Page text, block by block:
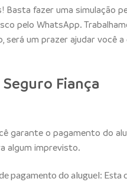
Basta fazer uma simulação
pelo WhatsApp.
será um prazer ajudar você
Fiança
garante o pagamento do
algum imprevisto.
pagamento do aluguel: